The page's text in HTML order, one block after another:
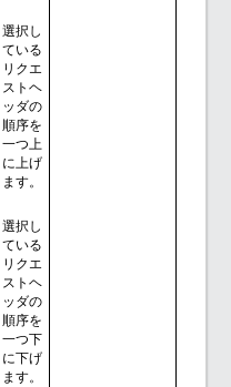
選択し
ている
リクエ
ストヘ
ッダの
順序を
一つ上
に上げ
ます。
選択し
ている
リクエ
ストヘ
ッダの
順序を
一つ下
に下げ
ます。